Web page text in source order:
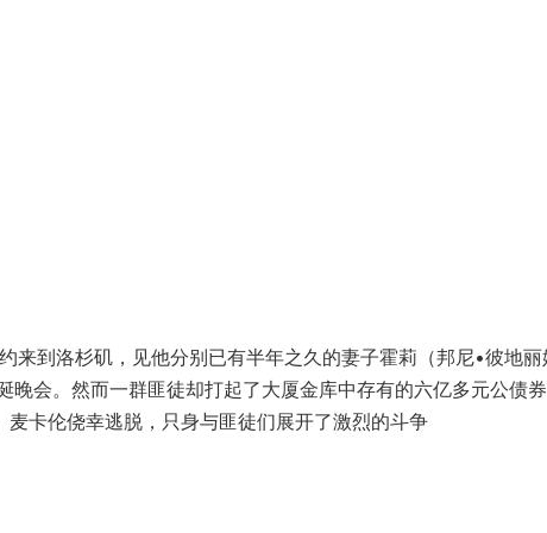
到洛杉矶，见他分别已有半年之久的妻子霍莉（邦尼•彼地丽
会。然而一群匪徒却打起了大厦金库中存有的六亿多元公债
卡伦侥幸逃脱，只身与匪徒们展开了激烈的斗争